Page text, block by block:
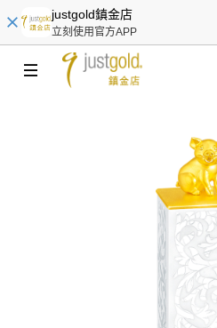
justgold鎮金店
立刻使用官方APP